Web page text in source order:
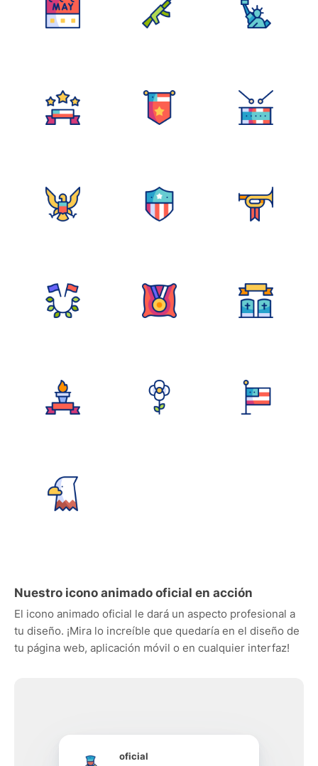
Nuestro icono animado oficial en acción
El icono animado oficial le dará un aspecto profesional a
tu diseño. ¡Mira lo increíble que quedaría en el diseño de
tu página web, aplicación móvil o en cualquier interfaz!
oficial